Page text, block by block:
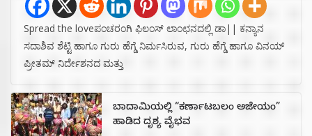
Spread the loveಪಂಚರಂಗಿ ಫಿಲಂಸ್ ಲಾಂಛನದಲ್ಲಿ ಡಾ|| ಕನ್ಯಾನ
ಸದಾಶಿವ ಶೆಟ್ಟಿ ಹಾಗೂ ಗುರು ಹೆಗ್ಡೆ ನಿರ್ಮಸಿರುವ, ಗುರು ಹೆಗ್ಡೆ ಹಾಗೂ ವಿನಯ್
ಪ್ರೀತಮ್ ನಿರ್ದೇಶನದ ಮತ್ತು
ಬಾದಾಮಿಯಲ್ಲಿ “ಕರ್ಣಾಟಬಲಂ ಅಜೇಯಂ”
ಹಾಡಿದ ದೃಶ್ಯ ವೈಭವ